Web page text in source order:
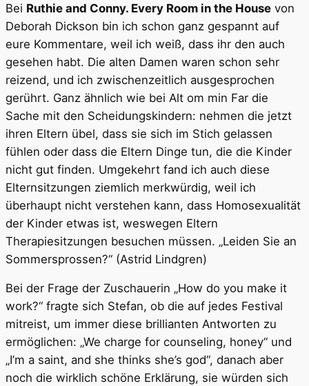
Bei Ruthie and Conny. Every Room in the House von
Deborah Dickson bin ich schon ganz gespannt auf
eure Kommentare, weil ich weiß, dass ihr den auch
gesehen habt. Die alten Damen waren schon sehr
reizend, und ich zwischenzeitlich ausgesprochen
gerührt. Ganz ähnlich wie bei Alt om min Far die
Sache mit den Scheidungskindern: nehmen die jetzt
ihren Eltern übel, dass sie sich im Stich gelassen
fühlen oder dass die Eltern Dinge tun, die die Kinder
nicht gut finden. Umgekehrt fand ich auch diese
Elternsitzungen ziemlich merkwürdig, weil ich
überhaupt nicht verstehen kann, dass Homosexualität
der Kinder etwas ist, weswegen Eltern
Therapiesitzungen besuchen müssen. „Leiden Sie an
Sommersprossen?“ (Astrid Lindgren)
Bei der Frage der Zuschauerin „How do you make it
work?“ fragte sich Stefan, ob die auf jedes Festival
mitreist, um immer diese brillianten Antworten zu
ermöglichen: „We charge for counseling, honey“ und
„I’m a saint, and she thinks she’s god“, danach aber
noch die wirklich schöne Erklärung, sie würden sich